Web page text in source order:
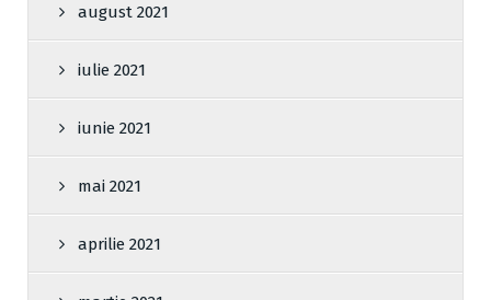
august 2021
iulie 2021
iunie 2021
mai 2021
aprilie 2021